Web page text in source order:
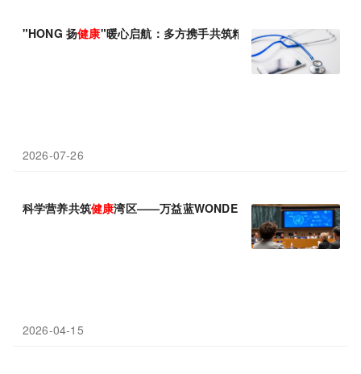
"HONG 扬健康"暖心启航：多方携手共筑精神健康防线
2026-07-26
科学营养共筑健康湾区——万益蓝WONDERLAB第二届大湾区健康
2026-04-15